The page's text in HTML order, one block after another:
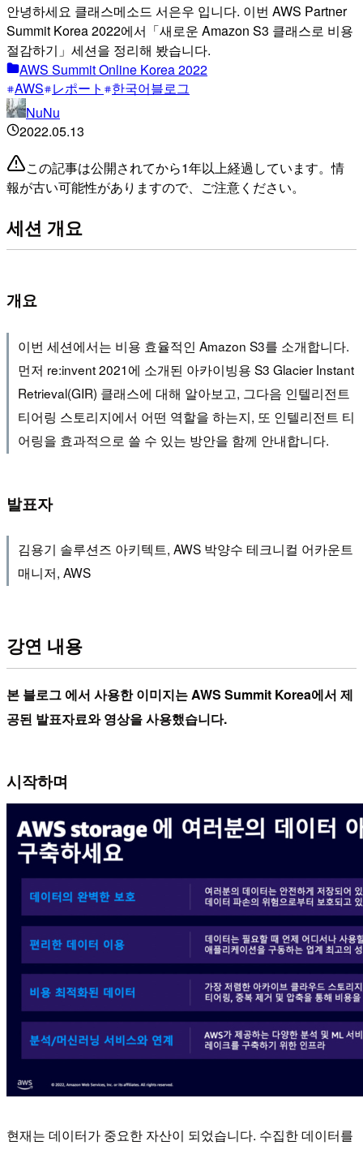
안녕하세요 클래스메소드 서은우 입니다. 이번 AWS Partner
Summit Korea 2022에서「새로운 Amazon S3 클래스로 비용
절감하기」세션을 정리해 봤습니다.
AWS Summit Online Korea 2022
AWS レポート
한국어블로그
NuNu
2022.05.13
この記事は公開されてから1年以上経過しています。情
報が古い可能性がありますので、ご注意ください。
세션 개요
개요
이번 세션에서는 비용 효율적인 Amazon S3를 소개합니다.
먼저 re:invent 2021에 소개된 아카이빙용 S3 Glacier Instant
Retrieval(GIR) 클래스에 대해 알아보고, 그다음 인텔리전트
티어링 스토리지에서 어떤 역할을 하는지, 또 인텔리전트 티
어링을 효과적으로 쓸 수 있는 방안을 함께 안내합니다.
발표자
김용기 솔루션즈 아키텍트, AWS 박양수 테크니컬 어카운트
매니저, AWS
강연 내용
본 블로그 에서 사용한 이미지는 AWS Summit Korea에서 제
공된 발표자료와 영상을 사용했습니다.
시작하며
현재는 데이터가 중요한 자산이 되었습니다. 수집한 데이터를